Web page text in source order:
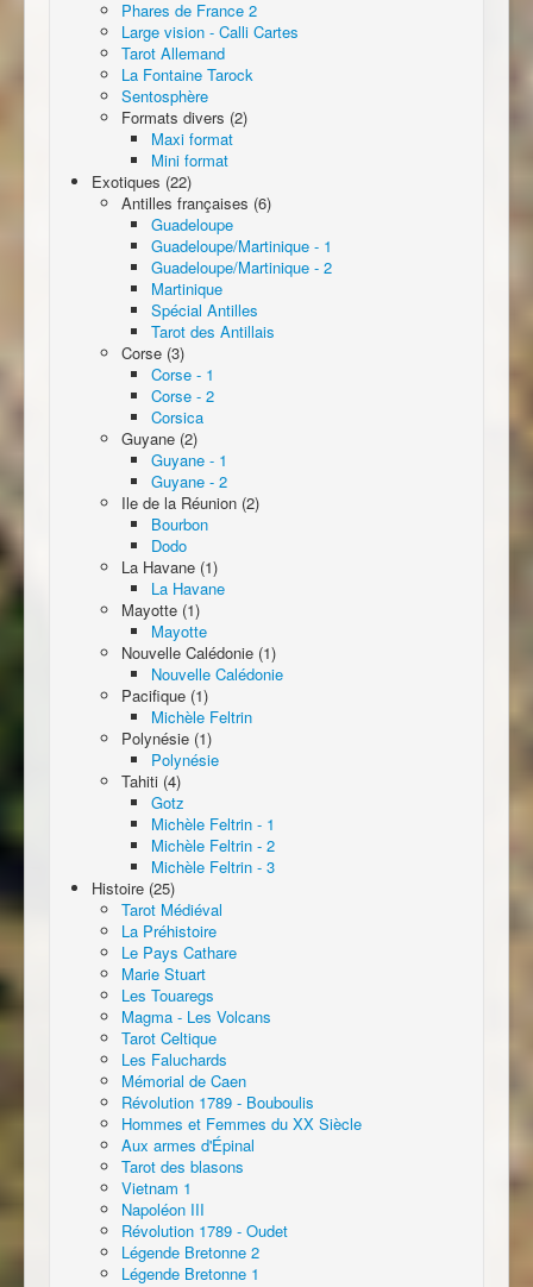
Phares de France 2
Large vision - Calli Cartes
Tarot Allemand
La Fontaine Tarock
Sentosphère
Formats divers (2)
Maxi format
Mini format
Exotiques (22)
Antilles françaises (6)
Guadeloupe
Guadeloupe/Martinique - 1
Guadeloupe/Martinique - 2
Martinique
Spécial Antilles
Tarot des Antillais
Corse (3)
Corse - 1
Corse - 2
Corsica
Guyane (2)
Guyane - 1
Guyane - 2
Ile de la Réunion (2)
Bourbon
Dodo
La Havane (1)
La Havane
Mayotte (1)
Mayotte
Nouvelle Calédonie (1)
Nouvelle Calédonie
Pacifique (1)
Michèle Feltrin
Polynésie (1)
Polynésie
Tahiti (4)
Gotz
Michèle Feltrin - 1
Michèle Feltrin - 2
Michèle Feltrin - 3
Histoire (25)
Tarot Médiéval
La Préhistoire
Le Pays Cathare
Marie Stuart
Les Touaregs
Magma - Les Volcans
Tarot Celtique
Les Faluchards
Mémorial de Caen
Révolution 1789 - Bouboulis
Hommes et Femmes du XX Siècle
Aux armes d'Épinal
Tarot des blasons
Vietnam 1
Napoléon III
Révolution 1789 - Oudet
Légende Bretonne 2
Légende Bretonne 1